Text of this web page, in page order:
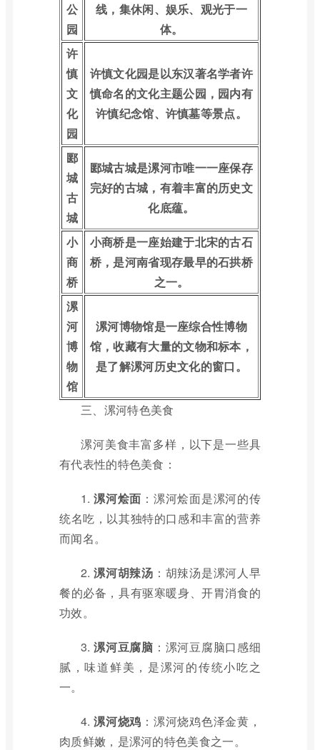
公
园
线，集休闲、娱乐、观光于一
体。
许
慎
文
化
园
许慎文化园是以东汉著名学者许
慎命名的文化主题公园，园内有
许慎纪念馆、许慎墓等景点。
郾
城
古
城
郾城古城是漯河市唯一一座保存
完好的古城，有着丰富的历史文
化底蕴。
小
商
桥
小商桥是一座始建于北宋的古石
桥，是河南省现存最早的石拱桥
之一。
漯
河
博
物
馆
漯河博物馆是一座综合性博物
馆，收藏有大量的文物和标本，
是了解漯河历史文化的窗口。
三、漯河特色美食
漯河美食丰富多样，以下是一些具
有代表性的特色美食：
1.漯河烩面 ：漯河烩面是漯河的传
统名吃，以其独特的口感和丰富的营养
而闻名。
2.漯河胡辣汤 ：胡辣汤是漯河人早
餐的必备，具有驱寒暖身、开胃消食的
功效。
3.漯河豆腐脑 ：漯河豆腐脑口感细
腻，味道鲜美，是漯河的传统小吃之
一。
4.漯河烧鸡 ：漯河烧鸡色泽金黄，
肉质鲜嫩，是漯河的特色美食之一。